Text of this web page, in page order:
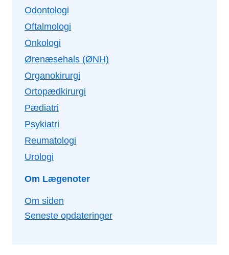
Odontologi
Oftalmologi
Onkologi
Ørenæsehals (ØNH)
Organokirurgi
Ortopædkirurgi
Pædiatri
Psykiatri
Reumatologi
Urologi
Om Lægenoter
Om siden
Seneste opdateringer